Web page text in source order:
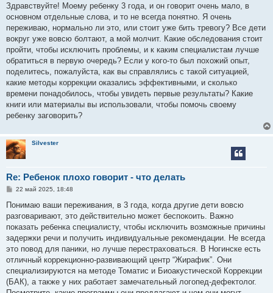
о
б
щ
е
н
и
е
Здравствуйте! Моему ребенку 3 года, и он говорит очень мало, в
основном отдельные слова, и то не всегда понятно. Я очень
переживаю, нормально ли это, или стоит уже бить тревогу? Все дети
вокруг уже вовсю болтают, а мой молчит. Какие обследования стоит
пройти, чтобы исключить проблемы, и к каким специалистам лучше
обратиться в первую очередь? Если у кого-то был похожий опыт,
поделитесь, пожалуйста, как вы справлялись с такой ситуацией,
какие методы коррекции оказались эффективными, и сколько
времени понадобилось, чтобы увидеть первые результаты? Какие
книги или материалы вы использовали, чтобы помочь своему
ребенку заговорить?
Silvester
Re: Ребенок плохо говорит - что делать
С
о
щ
е
и
е
22 май 2025, 18:48
Понимаю ваши переживания, в 3 года, когда другие дети вовсю
разговаривают, это действительно может беспокоить. Важно
показать ребенка специалисту, чтобы исключить возможные причины
задержки речи и получить индивидуальные рекомендации. Не всегда
это повод для паники, но лучше перестраховаться. В Ногинске есть
отличный коррекционно-развивающий центр “Жирафик”. Они
специализируются на методе Томатис и Биоакустической Коррекции
(БАК), а также у них работает замечательный логопед-дефектолог.